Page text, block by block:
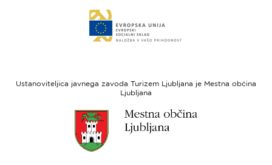
regionalni
do
spletne
sklad
Ustanoviteljica javnega zavoda Turizem Ljubljana je Mestna občina
Ljubljana